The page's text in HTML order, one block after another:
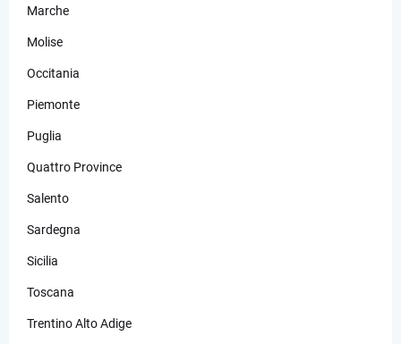
Marche
Molise
Occitania
Piemonte
Puglia
Quattro Province
Salento
Sardegna
Sicilia
Toscana
Trentino Alto Adige